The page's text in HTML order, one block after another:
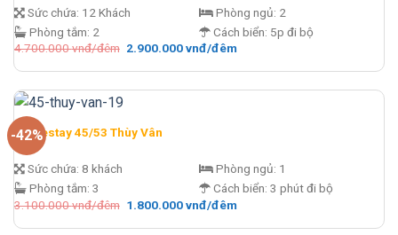
Sức chứa: 12 Khách
Phòng tắm: 2
Phòng ngủ: 2
Cách biển: 5p đi bộ
4.700.000vnđ/đêm Giá
là:
đêm.
2.900.000vnđ/đêmGiá
tại
2.900.000 vnđ/
-42%
Homestay 45/53 Thùy Vân
Sức chứa: 8 khách
Phòng tắm: 3
Phòng ngủ: 1
Cách biển: 3 phút đi bộ
3.100.000vnđ/đêm Giá
là:
1.800.000vnđ/đêmGiá
tại